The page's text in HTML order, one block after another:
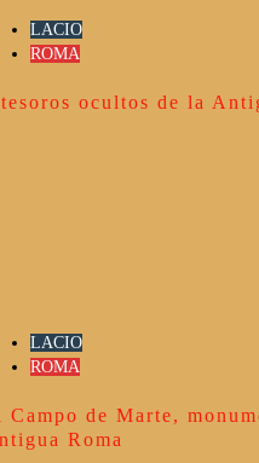
LACIO
ROMA
ocultos de la
LACIO
ROMA
Campo de Marte,
Roma